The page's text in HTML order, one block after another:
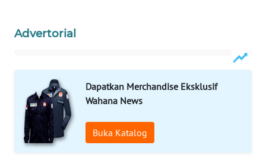
Advertorial
Dapatkan Merchandise Eksklusif
Wahana News
Buka Katalog
WAHANANEWS
NET
WAHANA
SPORT